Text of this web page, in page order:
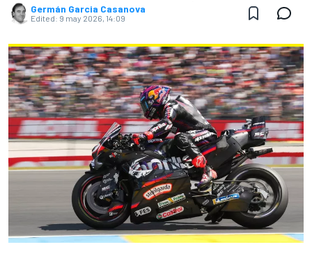
Germán Garcia Casanova
Edited: 9 may 2026, 14:09